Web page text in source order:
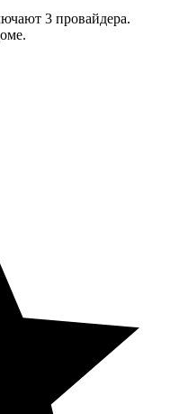
3 провайдера.